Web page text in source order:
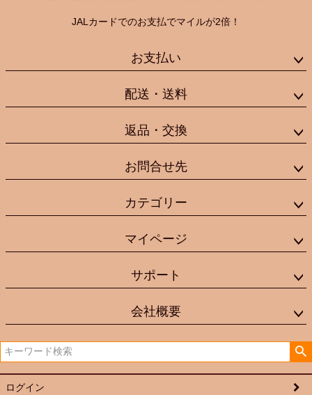
JALカードでのお支払でマイルが2倍！
お支払い
配送・送料
返品・交換
お問合せ先
カテゴリー
マイページ
サポート
会社概要
ログイン